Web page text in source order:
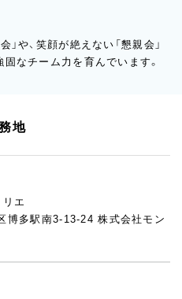
」や、笑顔が絶えない「懇親会」
なチーム力を育んでいます。
地
エ
博多駅南3-13-24 株式会社モン